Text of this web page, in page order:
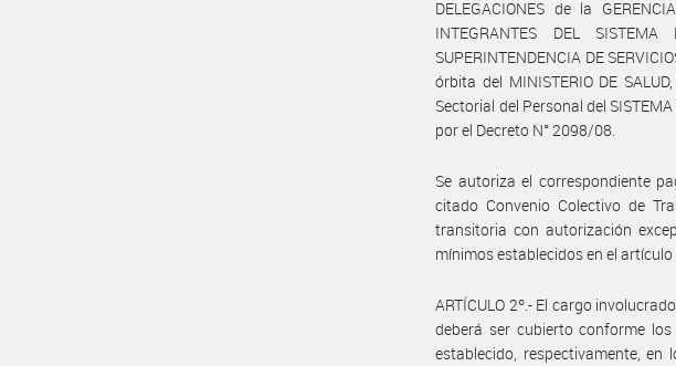
DELEGACIONES de la
INTEGRANTES DEL
SUPERINTENDENCIA DE
órbita del MINISTERIO DE
Sectorial del Personal del
por el Decreto N° 2098/08.
Se autoriza el correspondiente
citado Convenio Colectivo de
transitoria con autorización
mínimos establecidos en el
ARTÍCULO 2º.- El cargo
deberá ser cubierto conforme
establecido, respectivamente,